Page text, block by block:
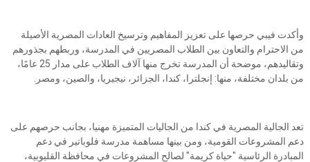
وأكدت فيبي حرصها على تعزيز المفاهيم وترسيخ العادات المصرية الأصيلة
من الاحترام والتعاون بين الطلاب المصريين في المدرسة، وربطهم بجذورهم
وتقاليدهم، موضحة أن المدرسة تخرج منها آلاف الطلاب على مدار 25 عامًا،
من بلدان مختلفة، منها: إنجلترا، كندا، الجزائر، نيجيريا، والصين، ومصر.
تعد الجالية المصرية في كندا من الجاليات المتميزة مهنيا، بجانب حرصهم على
دعم المشروعات القومية، ومن بينها مساهمة مدرسة فلوباتير في دعم
المبادرة الرئاسية "حياة كريمة" لصالح المشروعات في محافظة القليوبية،